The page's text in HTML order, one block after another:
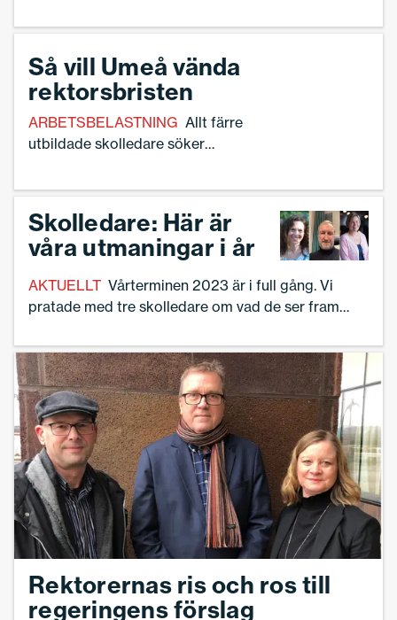
i månaden, enligt Sveriges Skolledares
tuffa förutsättningar, övertiden och
omsättningen på rektorer är fortsatt hög.
Så vill Umeå vända
rektorsbristen
ARBETSBELASTNING Allt färre
utbildade skolledare söker
lovar kommunen bättre
arbetsförhållanden under 2023.– Det är
ett nationellt problem men det är bra att
Umeå kommun visar att de tar frågan på
Rydman, en av två ordförande i Sveriges
Skolledare.
Skolledare: Här är
våra utmaningar i år
AKTUELLT Vårterminen 2023 är i full gång. Vi
pratade med tre skolledare om vad de ser fram
inför.
Rektorernas ris och ros till
regeringens förslag